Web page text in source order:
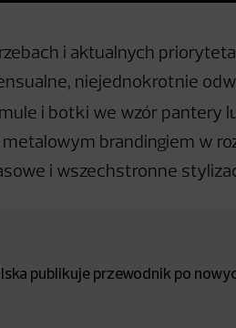
i aktualnych
niejednokrotnie
mule i botki we wzór pantery
brandingiem w
i wszechstronne
publikuje przewodnik po